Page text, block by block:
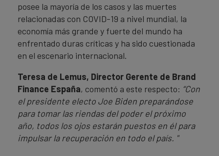
posee la mayoría de los casos y las muertes
relacionadas con COVID-19 a nivel mundial, la
economía más grande y fuerte del mundo ha
enfrentado duras críticas y ha sido cuestionada
en el escenario internacional.
Teresa de Lemus, Director Gerente de Brand
Finance España, comentó a este respecto: “Con
el presidente electo Joe Biden preparándose
para tomar las riendas del poder el próximo
año, todos los ojos estarán puestos en él para
impulsar la recuperación en todo el país. "